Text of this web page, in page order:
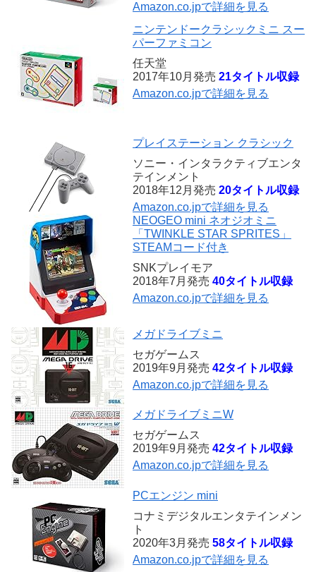
Amazon.co.jpで詳細を見る
ニンテンドークラシックミニ スー
パーファミコン
任天堂
2017年10月発売 21タイトル収録
Amazon.co.jpで詳細を見る
プレイステーション クラシック
ソニー・インタラクティブエンタ
テインメント
2018年12月発売 20タイトル収録
Amazon.co.jpで詳細を見る
NEOGEO mini ネオジオミニ
「TWINKLE STAR SPRITES」
STEAMコード付き
SNKプレイモア
2018年7月発売 40タイトル収録
Amazon.co.jpで詳細を見る
メガドライブミニ
セガゲームス
2019年9月発売 42タイトル収録
Amazon.co.jpで詳細を見る
メガドライブミニW
セガゲームス
2019年9月発売 42タイトル収録
Amazon.co.jpで詳細を見る
PCエンジン mini
コナミデジタルエンタテインメン
ト
2020年3月発売 58タイトル収録
Amazon.co.jpで詳細を見る